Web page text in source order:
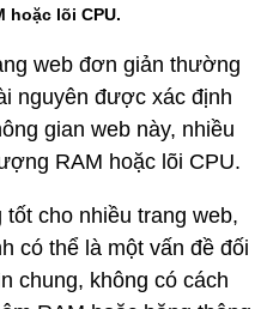
hoặc lõi CPU.
web đơn giản thường
nguyên được xác định
gian web này, nhiều
RAM hoặc lõi CPU.
cho nhiều trang web,
có thể là một vấn đề đối
chung, không có cách